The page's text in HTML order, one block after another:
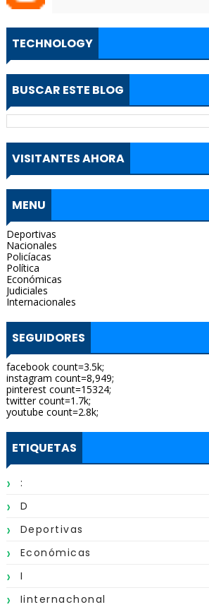
TECHNOLOGY
BUSCAR ESTE BLOG
VISITANTES AHORA
MENU
Deportivas
Nacionales
Policíacas
Política
Económicas
Judiciales
Internacionales
SEGUIDORES
facebook count=3.5k;
instagram count=8,949;
pinterest count=15324;
twitter count=1.7k;
youtube count=2.8k;
ETIQUETAS
:
D
Deportivas
Económicas
I
Iinternachonal